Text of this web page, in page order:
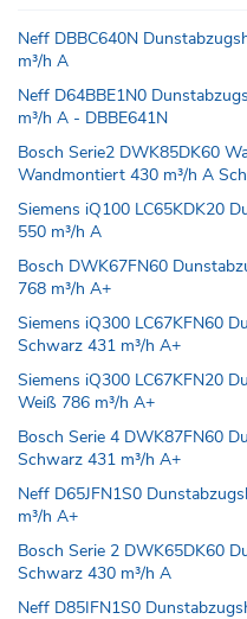
Neff DBBC640N
m³/h A
Neff D64BBE1N0
m³/h A - DBBE641N
Bosch Serie2 DWK85DK60
Wandmontiert 430 m³/h A
Siemens iQ100 LC65KDK20
550 m³/h A
Bosch DWK67FN60
768 m³/h A+
Siemens iQ300 LC67KFN60
Schwarz 431 m³/h A+
Siemens iQ300 LC67KFN20
Weiß 786 m³/h A+
Bosch Serie 4 DWK87FN60
Schwarz 431 m³/h A+
Neff D65JFN1S0
m³/h A+
Bosch Serie 2 DWK65DK60
Schwarz 430 m³/h A
Neff D85IFN1S0